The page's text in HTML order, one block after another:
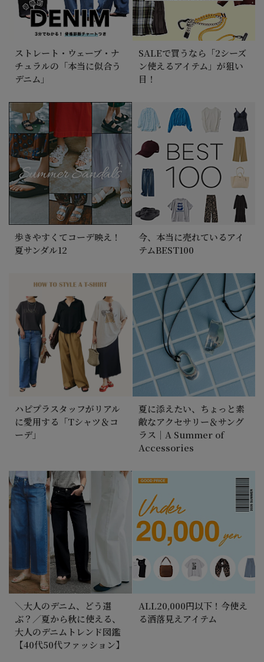
ストレート・ウェーブ・ナ
チュラルの「本当に似合う
デニム」
SALEで買うなら「2シーズ
ン使えるアイテム」が狙い
目！
歩きやすくてコーデ映え！
夏サンダル12
今、本当に売れているアイ
テムBEST100
ハピプラスタッフがリアル
に愛用する「Tシャツ＆コ
ーデ」
夏に添えたい、ちょっと素
敵なアクセサリー＆サング
ラス｜A Summer of
Accessories
＼大人のデニム、どう選
ぶ？／夏から秋に使える、
大人のデニムトレンド図鑑
【40代50代ファッション】
ALL20,000円以下！今使え
る洒落見えアイテム